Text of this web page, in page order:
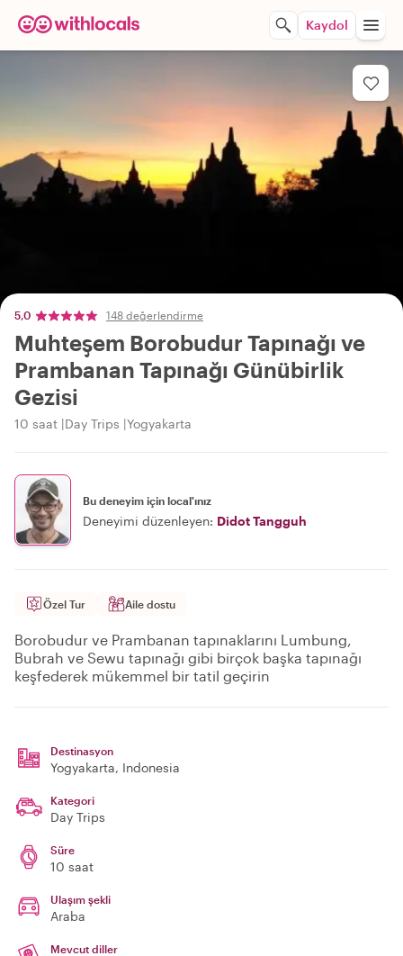
Kaydol
5,0 148 değerlendirme
Muhteşem Borobudur Tapınağı ve
Prambanan Tapınağı Günübirlik
Gezisi
10 saat Day Trips Yogyakarta
Bu deneyim için local'ınız
Deneyimi düzenleyen: Didot Tangguh
Özel Tur Aile dostu
Borobudur ve Prambanan tapınaklarını Lumbung,
Bubrah ve Sewu tapınağı gibi birçok başka tapınağı
keşfederek mükemmel bir tatil geçirin
Destinasyon
Yogyakarta, Indonesia
Kategori
Day Trips
Süre
10 saat
Ulaşım şekli
Araba
Mevcut diller